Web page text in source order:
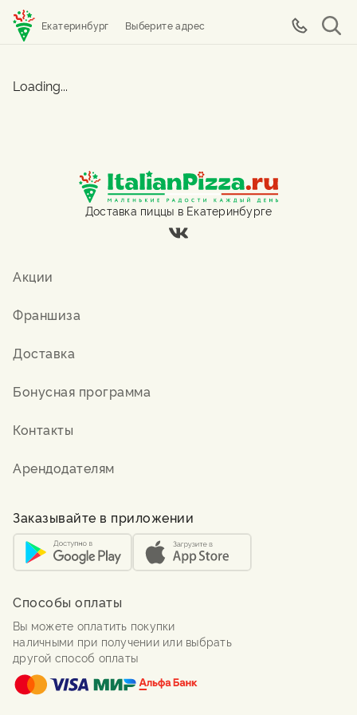
Екатеринбург Выберите адрес
Loading...
Доставка пиццы в Екатеринбурге
Акции
Франшиза
Доставка
Бонусная программа
Контакты
Арендодателям
Заказывайте в приложении
Способы оплаты
Вы можете оплатить покупки
наличными при получении или выбрать
другой способ оплаты